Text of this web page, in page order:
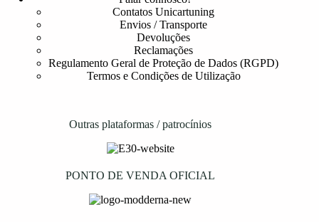
Contatos Unicartuning
Envios / Transporte
Devoluções
Reclamações
Regulamento Geral de Proteção de Dados (RGPD)
Termos e Condições de Utilização
Outras plataformas / patrocínios
PONTO DE VENDA OFICIAL